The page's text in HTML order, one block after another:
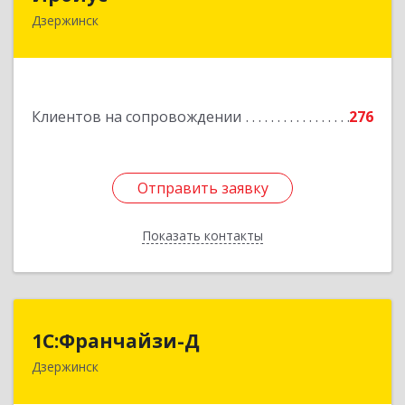
Дзержинск
Клиентов на сопровождении 276
Отправить заявку
Показать контакты
606016, Нижегородская обл, Дзержинск г,
Отправить заявку
Назад
1С:Франчайзи-Д
Дзержинск606025, Нижегородская обл, Дзержинск г,